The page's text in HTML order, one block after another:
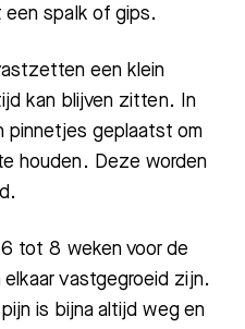
spalk of gips.
een klein
kan blijven zitten. In
pinnetjes geplaatst om
houden. Deze worden
tot 8 weken voor de
vastgegroeid zijn.
is bijna altijd weg en